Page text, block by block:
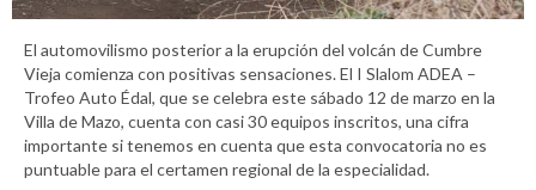
El automovilismo posterior a la erupción del volcán de Cumbre
Vieja comienza con positivas sensaciones. El I Slalom ADEA –
Trofeo Auto Édal, que se celebra este sábado 12 de marzo en la
Villa de Mazo, cuenta con casi 30 equipos inscritos, una cifra
importante si tenemos en cuenta que esta convocatoria no es
puntuable para el certamen regional de la especialidad.